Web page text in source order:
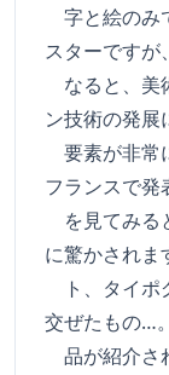
字と絵のみ
スターですが
なると、美
ン技術の発展
要素が非常
フランスで発
を見てみる
に驚かされま
ト、タイポ
交ぜたもの…
品が紹介さ